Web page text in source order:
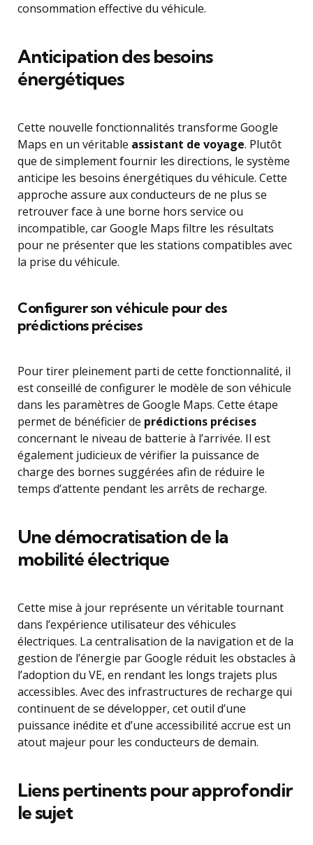
consommation effective du véhicule.
Anticipation des besoins
énergétiques
Cette nouvelle fonctionnalités transforme Google
Maps en un véritable assistant de voyage. Plutôt
que de simplement fournir les directions, le système
anticipe les besoins énergétiques du véhicule. Cette
approche assure aux conducteurs de ne plus se
retrouver face à une borne hors service ou
incompatible, car Google Maps filtre les résultats
pour ne présenter que les stations compatibles avec
la prise du véhicule.
Configurer son véhicule pour des
prédictions précises
Pour tirer pleinement parti de cette fonctionnalité, il
est conseillé de configurer le modèle de son véhicule
dans les paramètres de Google Maps. Cette étape
permet de bénéficier de prédictions précises
concernant le niveau de batterie à l’arrivée. Il est
également judicieux de vérifier la puissance de
charge des bornes suggérées afin de réduire le
temps d’attente pendant les arrêts de recharge.
Une démocratisation de la
mobilité électrique
Cette mise à jour représente un véritable tournant
dans l’expérience utilisateur des véhicules
électriques. La centralisation de la navigation et de la
gestion de l’énergie par Google réduit les obstacles à
l’adoption du VE, en rendant les longs trajets plus
accessibles. Avec des infrastructures de recharge qui
continuent de se développer, cet outil d’une
puissance inédite et d’une accessibilité accrue est un
atout majeur pour les conducteurs de demain.
Liens pertinents pour approfondir
le sujet